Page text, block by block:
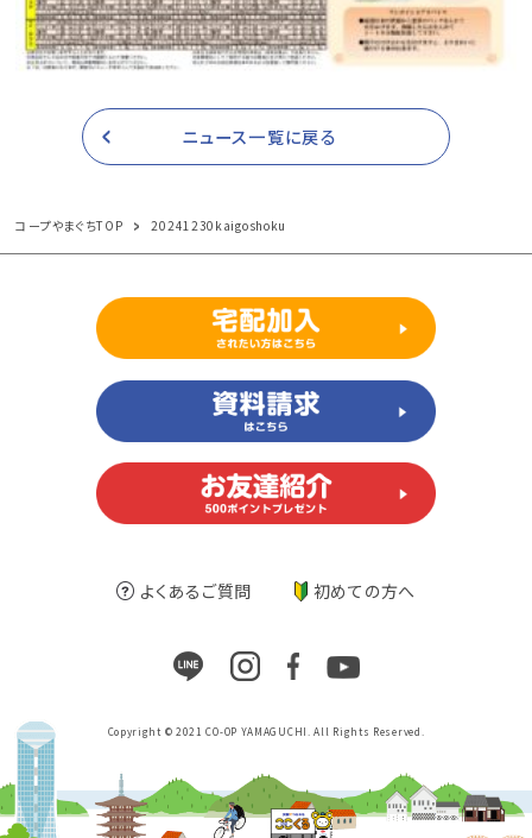
ニュース一覧に戻る
コープやまぐちTOP 20241230kaigoshoku
よくあるご質問 初めての方へ
Copyright © 2021 CO-OP YAMAGUCHI. All Rights Reserved.